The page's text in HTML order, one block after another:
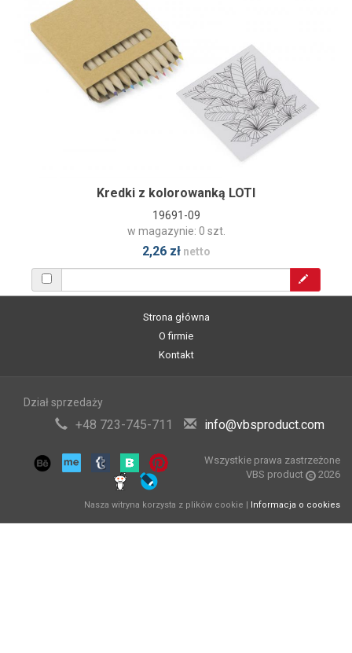
Kredki z kolorowanką LOTI
19691-09
w magazynie: 0 szt.
2,26 złnetto
Strona główna
O firmie
Kontakt
Dział sprzedaży
+48 723-745-711 info@vbsproduct.com
Wszystkie prawa zastrzeżone
VBS product
2026
Nasza witryna korzysta z plików cookie | Informacja o cookies